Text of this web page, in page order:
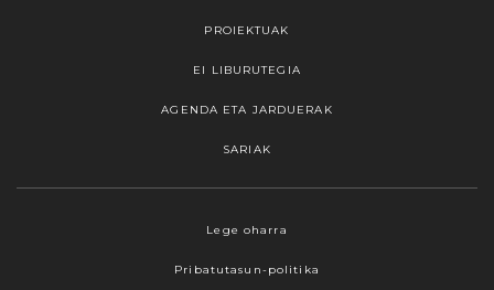
PROIEKTUAK
EI LIBURUTEGIA
AGENDA ETA JARDUERAK
SARIAK
Lege oharra
Pribatutasun-politika